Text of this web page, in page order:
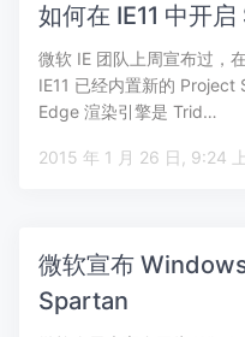
如何在 IE11 中开
微软 IE 团队上周宣布过，
IE11 已经内置新的 Project
Edge 渲染引擎是 Trid…
2015 年 1 月 26 日,
微软宣布
Spartan